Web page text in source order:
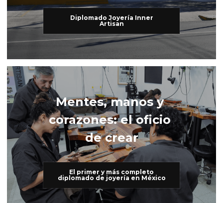
Further Studies
Try Hard
Family
Dear Friends
ONLINE CAMPUS
THE ARCHIVE
cursos@htf.org.mx
Diplomado Joyería Inner
Artisan
Mentes, manos y
corazones: el oficio
de crear
El primer y más completo
diplomado de joyería en México